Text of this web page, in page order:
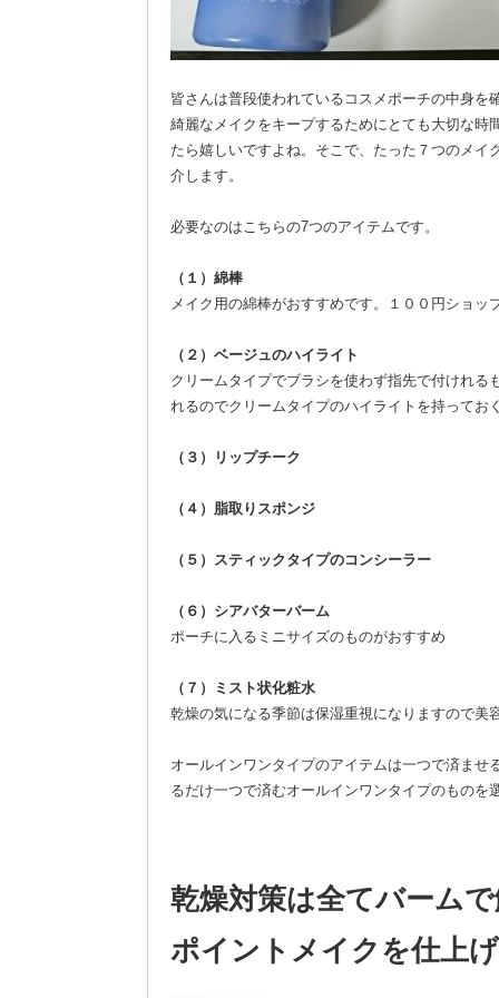
皆さんは普段使われているコスメポーチの中身
綺麗なメイクをキープするためにとても大切な
たら嬉しいですよね。そこで、たった７つのメ
介します。
必要なのはこちらの7つのアイテムです。
（１）綿棒
メイク用の綿棒がおすすめです。１００円ショ
（２）ベージュのハイライト
クリームタイプでブラシを使わず指先で付けれ
れるのでクリームタイプのハイライトを持ってお
（３）リップチーク
（４）脂取りスポンジ
（５）スティックタイプのコンシーラー
（６）シアバターバーム
ポーチに入るミニサイズのものがおすすめ
（７）ミスト状化粧水
乾燥の気になる季節は保湿重視になりますので
オールインワンタイプのアイテムは一つで済ま
るだけ一つで済むオールインワンタイプのものを
乾燥対策は全てバーム
ポイントメイクを仕上